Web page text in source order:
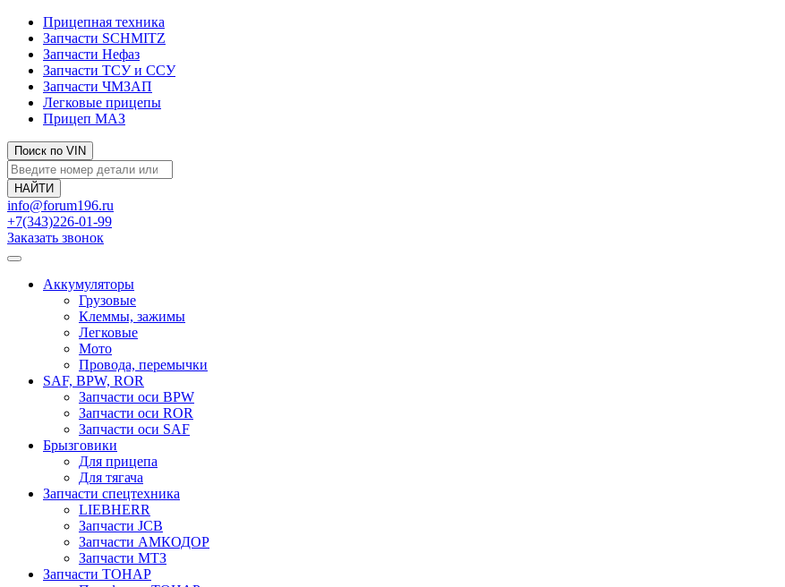
Прицепная техника
Запчасти SCHMITZ
Запчасти Нефаз
Запчасти ТСУ и ССУ
Запчасти ЧМЗАП
Легковые прицепы
Прицеп МАЗ
Поиск по VIN
info@forum196.ru
+7(343)226-01-99
Заказать звонок
Аккумуляторы
Грузовые
Клеммы, зажимы
Легковые
Мото
Провода, перемычки
SAF, BPW, ROR
Запчасти оси BPW
Запчасти оси ROR
Запчасти оси SAF
Брызговики
Для прицепа
Для тягача
Запчасти спецтехника
LIEBHERR
Запчасти JCB
Запчасти АМКОДОР
Запчасти МТЗ
Запчасти ТОНАР